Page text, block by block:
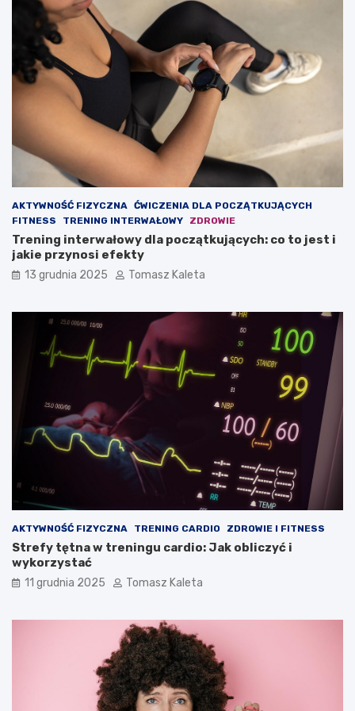
ć
m
m
n
i
o
w
ą
u
i
AKTYWNOŚĆ FIZYCZNA
ĆWICZENIA DLA POCZĄTKUJĄCYCH
FITNESS
TRENING INTERWAŁOWY ZDROWIE
Trening interwałowy dla początkujących: co to jest i
jakie przynosi efekty
13 grudnia 2025 Tomasz Kaleta
AKTYWNOŚĆ FIZYCZNA TRENING CARDIO ZDROWIE I FITNESS
Strefy tętna w treningu cardio: Jak obliczyć i
wykorzystać
11 grudnia 2025 Tomasz Kaleta